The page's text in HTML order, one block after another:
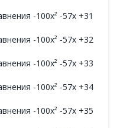
-100x² -57x +31
-100x² -57x +32
-100x² -57x +33
-100x² -57x +34
-100x² -57x +35